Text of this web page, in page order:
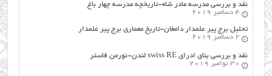
نقد و بررسی مدرسه مادر شاه-تاریخچه مدرسه چهار باغ
4 دسامبر 2019
تحلیل برج پیر علمدار دامغان-تاریخ معماری برج پیر علمدار
2 دسامبر 2019
نقد و بررسی بنای ادرای swiss RE لندن-نورمن فاستر
30 نوامبر 2019